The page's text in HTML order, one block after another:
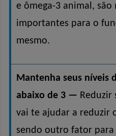
e ômega-3 animal, são
importantes para o
mesmo.
Mantenha seus níveis
abaixo de 3 —
vai te ajudar a reduzir
sendo outro fator para